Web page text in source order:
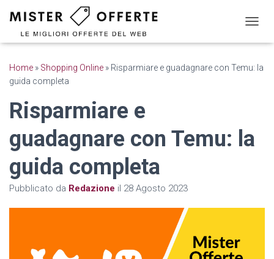
A
I
N
E
Home » Shopping Online » Risparmiare e guadagnare con Temu: la
guida completa
Risparmiare e
guadagnare con Temu: la
guida completa
Pubblicato da Redazione il 28 Agosto 2023